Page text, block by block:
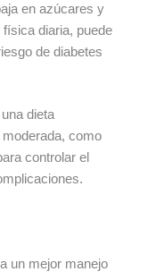
en azúcares y
diaria, puede
de diabetes
dieta
como
controlar el
un mejor manejo